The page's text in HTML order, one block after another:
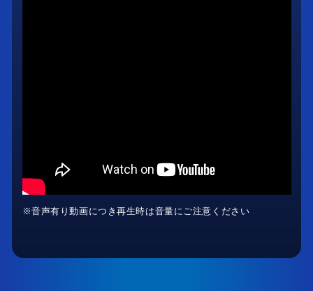
※音声有り動画につき再生時は音量にご注意ください